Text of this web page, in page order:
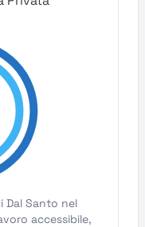
Dal Santo nel
accessibile,